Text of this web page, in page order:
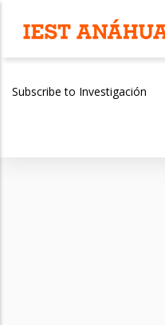
Subscribe to Investigación